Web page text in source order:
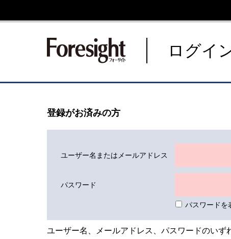
新潮社 Foresight フォーサイ
ログイ
登録がお済みの方
ユーザー名またはメールアドレス
パスワード
パスワードを
ユーザー名、メールアドレス、パスワードのいず